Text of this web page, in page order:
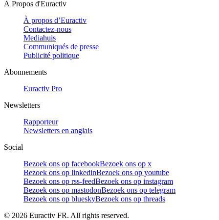
À Propos d'Euractiv
À propos d’Euractiv
Contactez-nous
Mediahuis
Communiqués de presse
Publicité politique
Abonnements
Euractiv Pro
Newsletters
Rapporteur
Newsletters en anglais
Social
Bezoek ons op facebookBezoek ons op x
Bezoek ons op linkedinBezoek ons op youtube
Bezoek ons op rss-feedBezoek ons op instagram
Bezoek ons op mastodonBezoek ons op telegram
Bezoek ons op blueskyBezoek ons op threads
© 2026 Euractiv FR. All rights reserved.